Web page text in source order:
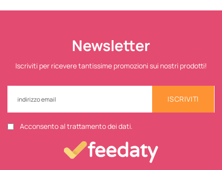
Newsletter
Iscriviti per ricevere tantissime promozioni sui nostri prodotti!
ISCRIVITI
Acconsento al trattamento dei dati.